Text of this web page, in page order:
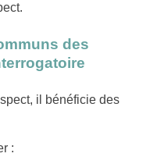
des
il bénéficie des
: